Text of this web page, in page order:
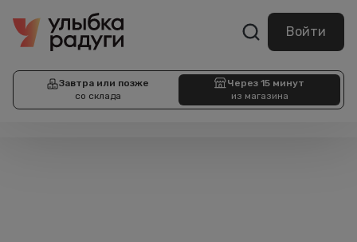
Войти
Завтра или позже
со склада
Через 15 минут
из магазина